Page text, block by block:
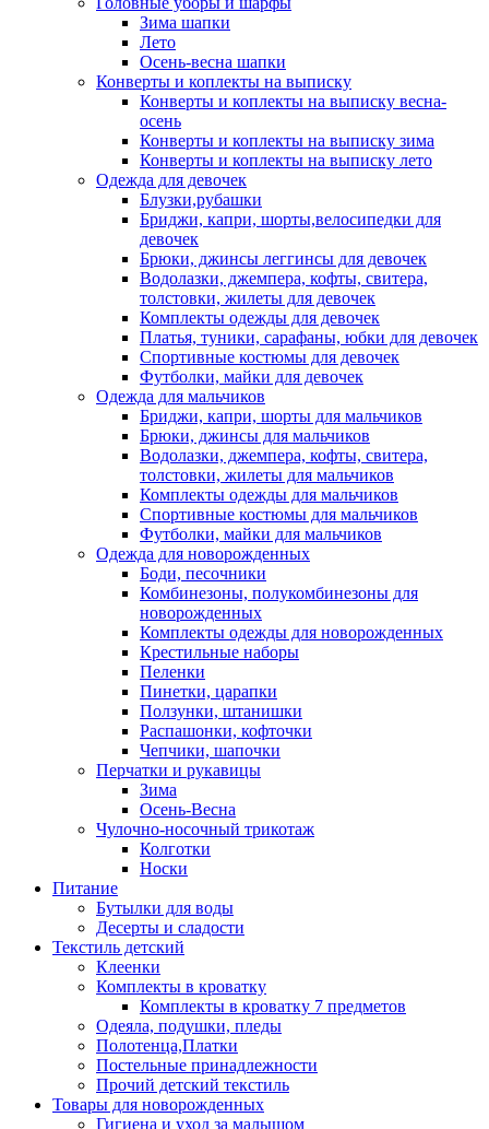
Зима шапки
Лето
Осень-весна шапки
Конверты и коплекты на выписку
Конверты и коплекты на выписку весна-
осень
Конверты и коплекты на выписку зима
Конверты и коплекты на выписку лето
Одежда для девочек
Блузки,рубашки
Бриджи, капри, шорты,велосипедки для
девочек
Брюки, джинсы леггинсы для девочек
Водолазки, джемпера, кофты, свитера,
толстовки, жилеты для девочек
Комплекты одежды для девочек
Платья, туники, сарафаны, юбки для девочек
Спортивные костюмы для девочек
Футболки, майки для девочек
Одежда для мальчиков
Бриджи, капри, шорты для мальчиков
Брюки, джинсы для мальчиков
Водолазки, джемпера, кофты, свитера,
толстовки, жилеты для мальчиков
Комплекты одежды для мальчиков
Спортивные костюмы для мальчиков
Футболки, майки для мальчиков
Одежда для новорожденных
Боди, песочники
Комбинезоны, полукомбинезоны для
новорожденных
Комплекты одежды для новорожденных
Крестильные наборы
Пеленки
Пинетки, царапки
Ползунки, штанишки
Распашонки, кофточки
Чепчики, шапочки
Перчатки и рукавицы
Зима
Осень-Весна
Чулочно-носочный трикотаж
Колготки
Носки
Питание
Бутылки для воды
Десерты и сладости
Текстиль детский
Клеенки
Комплекты в кроватку
Комплекты в кроватку 7 предметов
Одеяла, подушки, пледы
Полотенца,Платки
Постельные принадлежности
Прочий детский текстиль
Товары для новорожденных
Гигиена и уход за малышом